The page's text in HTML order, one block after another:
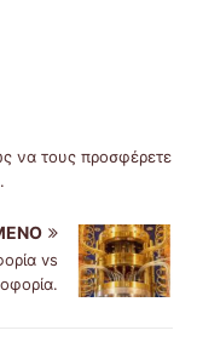
να τους προσφέρετε
vs